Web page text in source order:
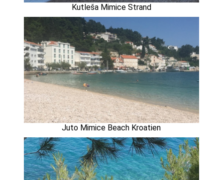
Kutleša Mimice Strand
Juto Mimice Beach Kroatien